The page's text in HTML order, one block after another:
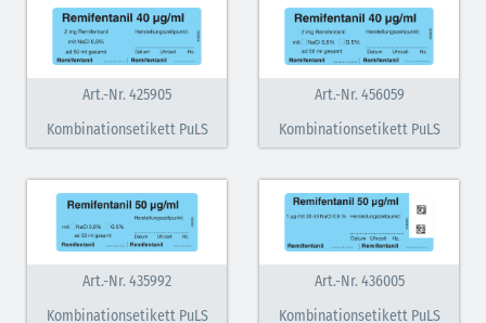
Art.-Nr. 425905
Kombinationsetikett PuLS
Art.-Nr. 456059
Kombinationsetikett PuLS
Art.-Nr. 435992
Kombinationsetikett PuLS
Art.-Nr. 436005
Kombinationsetikett PuLS